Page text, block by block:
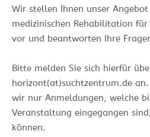
Wir stellen Ihnen unser
medizinischen Rehabilitation
vor und beantworten Ihre
Bitte melden Sie sich hierfür
horizont(at)suchtzentrum.de
wir nur Anmeldungen, welche
Veranstaltung eingegangen
können.